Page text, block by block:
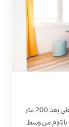
يقع فندق اي آند أو براغ ريا بالقرب من ميليسيكي وعلى بعد 200 متر
زبوروف وعلى بعد 20 دقيقة بالترام من وسط